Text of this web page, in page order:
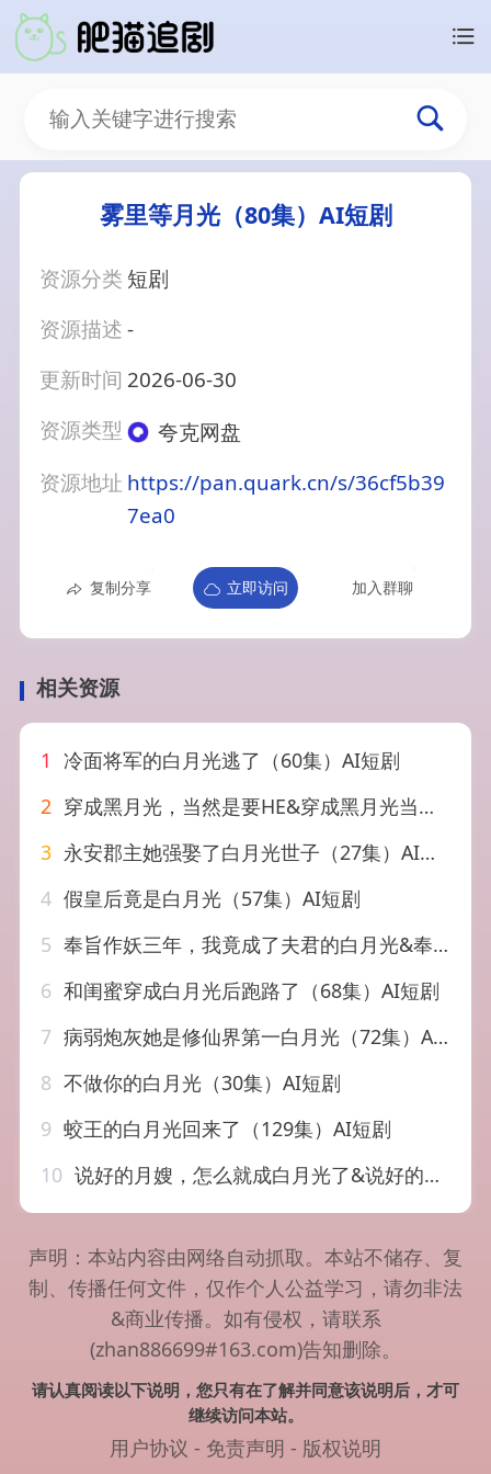
雾里等月光（80集）AI短剧
资源分类 短剧
资源描述-
更新时间 2026-06-30
资源类型
夸克网盘
资源地址 https://pan.quark.cn/s/36cf5b39
7ea0
复制分享 立即访问 加入群聊
相关资源
1 冷面将军的白月光逃了（60集）AI短剧
2 穿成黑月光，当然是要HE&穿成黑月光当然是要HE（53集）AI短剧
3 永安郡主她强娶了白月光世子（27集）AI短剧
4 假皇后竟是白月光（57集）AI短剧
5 奉旨作妖三年，我竟成了夫君的白月光&奉旨作妖三年我竟成了夫君的白月光（40集）AI短剧
6 和闺蜜穿成白月光后跑路了（68集）AI短剧
7 病弱炮灰她是修仙界第一白月光（72集）AI短剧
8 不做你的白月光（30集）AI短剧
9 蛟王的白月光回来了（129集）AI短剧
10 说好的月嫂，怎么就成白月光了&说好的月嫂怎么就成白月光了（95集）AI短剧
声明：本站内容由网络自动抓取。本站不储存、复
制、传播任何文件，仅作个人公益学习，请勿非法
&商业传播。如有侵权，请联系
(zhan886699#163.com)告知删除。
请认真阅读以下说明，您只有在了解并同意该说明后，才可
继续访问本站。
用户协议 - 免责声明 - 版权说明